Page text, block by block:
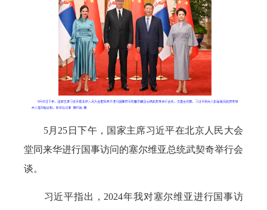
5月25日下午，国家主席习近平在北京人民大会
堂同来华进行国事访问的塞尔维亚总统武契奇举行会
谈。
习近平指出，2024年我对塞尔维亚进行国事访